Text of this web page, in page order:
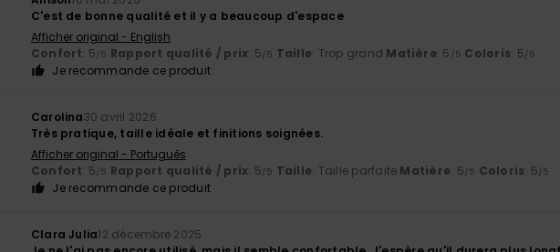
C'est de bonne qualité et il y a beaucoup d'espace
Afficher original - English
Confort: 5/5 Rapport qualité / prix: 5/5 Taille: Trop grand Matière: 5 /5 Coloris: 5/5
Je recommande ce produit
Carolina30 avril 2026
Très pratique, taille idéale et finitions soignées.
Afficher original - Português
Confort: 5/5 Rapport qualité / prix: 5/5 Taille: Taille parfaite Matière: 5/5 Coloris: 5/5
Je recommande ce produit
Clara Julia12 décembre 2025